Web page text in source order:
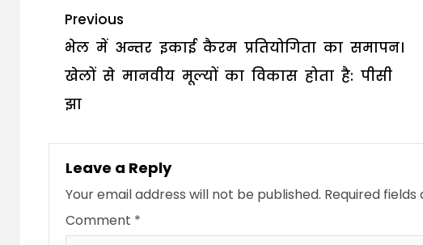
Post
navigation
Previous
भेल में अन्तर इकाई कैरम प्रतियोगिता का समापन।
खेलों से मानवीय मूल्यों का विकास होता है: पीसी
झा
Leave a Reply
Your email address will not be published. Required
Comment *